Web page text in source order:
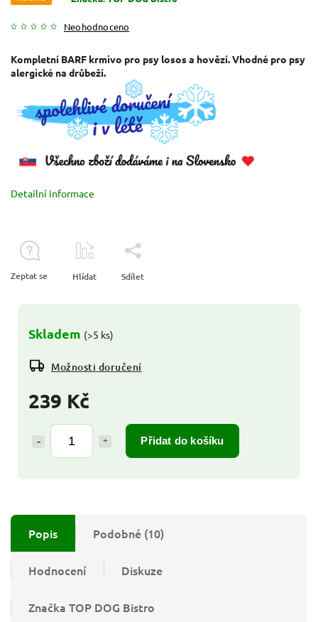
Neohodnoceno
239 Kč
Přidat do košíku
Skladem (>5 ks)
Možnosti doručení
Kompletní BARF krmivo pro psy losos a hovězí. Vhodné pro psy
alergické na drůbeží.
Detailní informace
Zeptat se Hlídat Sdílet
Popis Podobné (10)
Hodnocení Diskuze
Značka TOP DOG Bistro